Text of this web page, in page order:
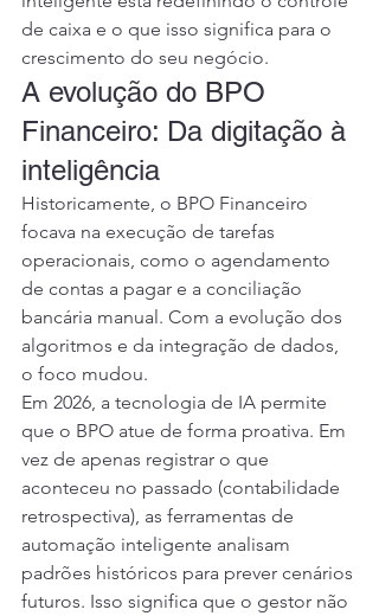
de caixa e o que isso significa para o
crescimento do seu negócio.
A evolução do BPO
Financeiro: Da digitação à
inteligência
Historicamente, o BPO Financeiro
focava na execução de tarefas
operacionais, como o agendamento
de contas a pagar e a conciliação
bancária manual. Com a evolução dos
algoritmos e da integração de dados,
o foco mudou.
Em 2026, a tecnologia de IA permite
que o BPO atue de forma proativa. Em
vez de apenas registrar o que
aconteceu no passado (contabilidade
retrospectiva), as ferramentas de
automação inteligente analisam
padrões históricos para prever cenários
futuros. Isso significa que o gestor não